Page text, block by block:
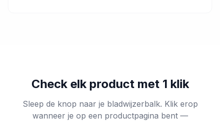
Check elk product met 1 klik
Sleep de knop naar je bladwijzerbalk. Klik erop
wanneer je op een productpagina bent —